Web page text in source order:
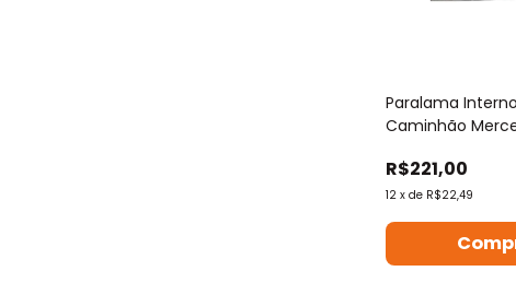
Paralama
Caminhão
R$221,00
12 xde R$22,49